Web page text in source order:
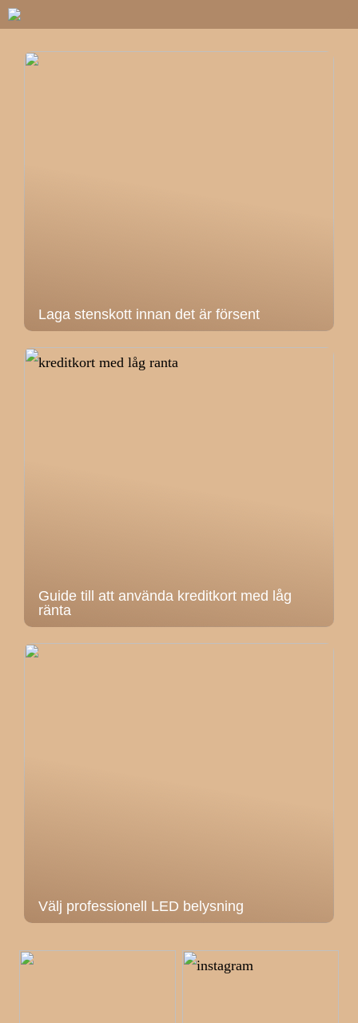
Laga stenskott innan det är försent
Guide till att använda kreditkort med låg
ränta
Välj professionell LED belysning